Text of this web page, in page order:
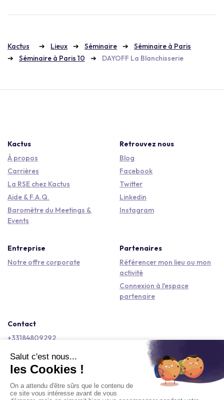
Kactus Lieux Séminaire
Séminaire à Paris
Séminaire à Paris 10
DAYOFF La Blanchisserie
Kactus
À propos
Carrières
La RSE chez Kactus
Aide & F.A.Q.
Baromètre du Meetings &
Events
Retrouvez nous
Blog
Facebook
Twitter
Linkedin
Instagram
Entreprise
Notre offre corporate
Partenaires
Référencer mon lieu ou mon
activité
Connexion à l'espace
partenaire
Contact
+33184809292
Copyright © 2026 Kactus Tous droits réservés